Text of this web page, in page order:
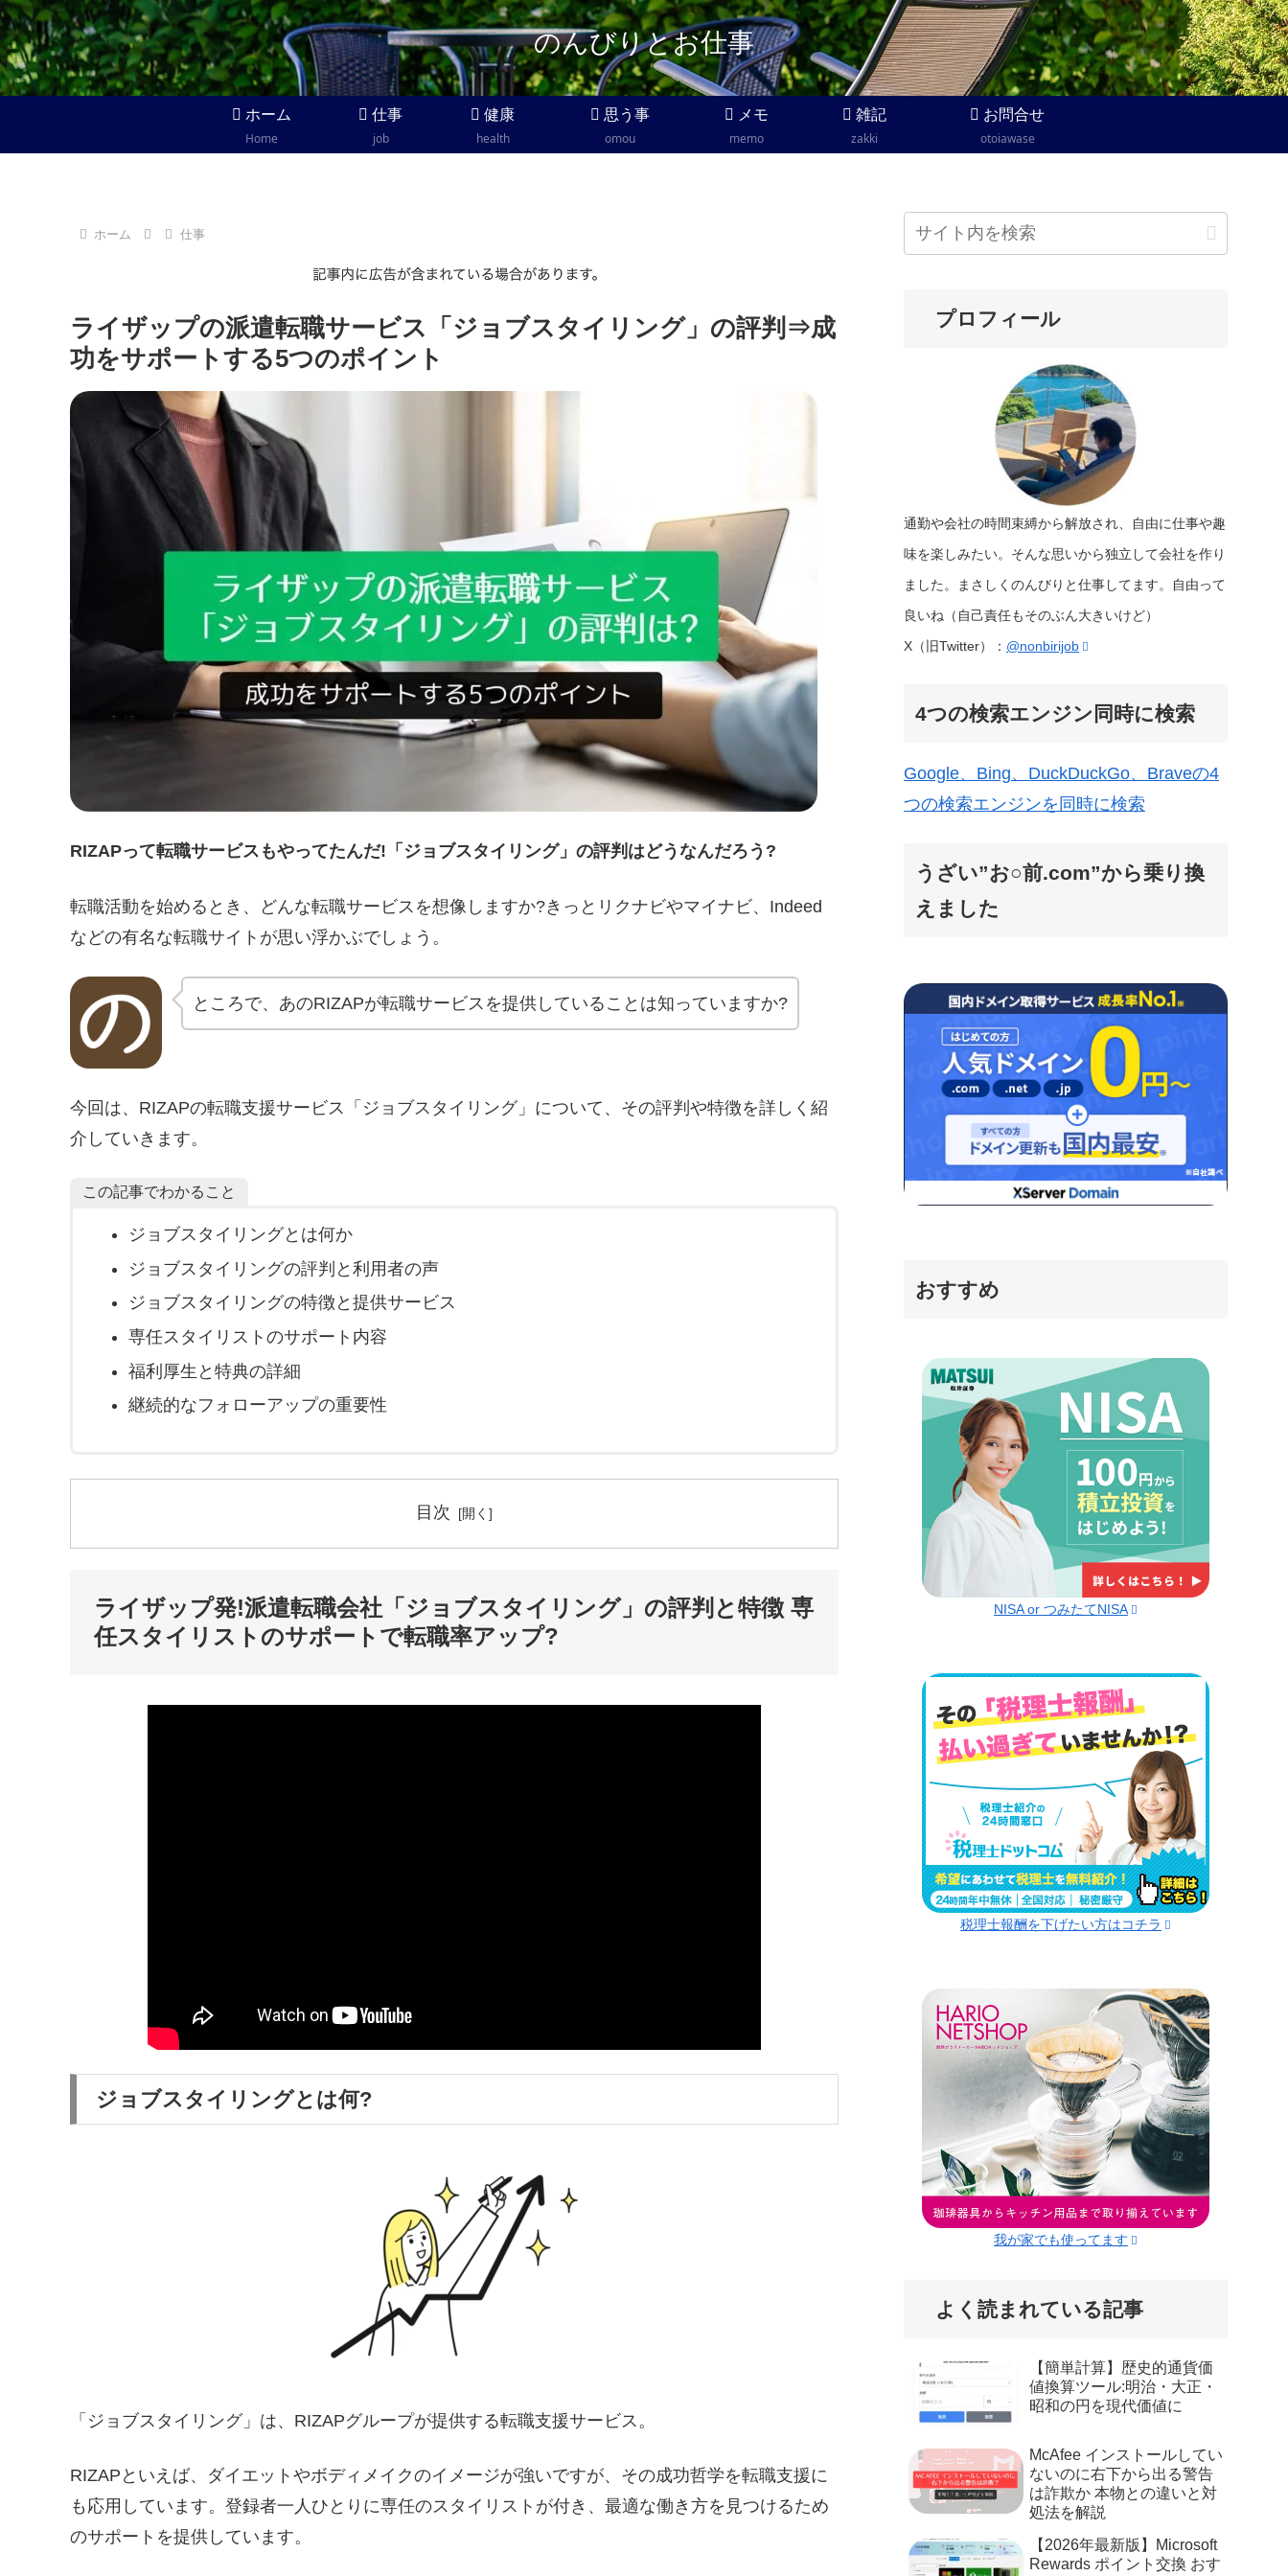
のんびりとお仕事
ホーム
Home
仕事
job
健康
health
思う事
omou
メモ
memo
雑記
zakki
お問合せ
otoiawase
ホーム 仕事
ライザップの派遣転職サービス「ジョブスタイリング」の評判⇒成
功をサポートする5つのポイント
RIZAPって転職サービスもやってたんだ!「ジョブスタイリング」の評判はどうなんだろう?
転職活動を始めるとき、どんな転職サービスを想像しますか?きっとリクナビやマイナビ、Indeed
などの有名な転職サイトが思い浮かぶでしょう。
ところで、あのRIZAPが転職サービスを提供していることは知っていますか?
今回は、RIZAPの転職支援サービス「ジョブスタイリング」について、その評判や特徴を詳しく紹
介していきます。
この記事でわかること
ジョブスタイリングとは何か
ジョブスタイリングの評判と利用者の声
ジョブスタイリングの特徴と提供サービス
専任スタイリストのサポート内容
福利厚生と特典の詳細
継続的なフォローアップの重要性
目次
ライザップ発!派遣転職会社「ジョブスタイリング」の評判と特徴 専
任スタイリストのサポートで転職率アップ?
ジョブスタイリングとは何?
「ジョブスタイリング」は、RIZAPグループが提供する転職支援サービス。
RIZAPといえば、ダイエットやボディメイクのイメージが強いですが、その成功哲学を転職支援に
も応用しています。登録者一人ひとりに専任のスタイリストが付き、最適な働き方を見つけるため
のサポートを提供しています。
プロフィール
通勤や会社の時間束縛から解放され、自由に仕事や趣
味を楽しみたい。そんな思いから独立して会社を作り
ました。まさしくのんびりと仕事してます。自由って
良いね（自己責任もそのぶん大きいけど）
X（旧Twitter）： @nonbirijob
4つの検索エンジン同時に検索
Google、Bing、DuckDuckGo、Braveの4
つの検索エンジンを同時に検索
うざい”お○前.com”から乗り換
えました
おすすめ
NISA or つみたてNISA
税理士報酬を下げたい方はコチラ
我が家でも使ってます
よく読まれている記事
【簡単計算】歴史的通貨価
値換算ツール:明治・大正・
昭和の円を現代価値に
McAfee インストールしてい
ないのに右下から出る警告
は詐欺か 本物との違いと対
処法を解説
【2026年最新版】Microsoft
Rewards ポイント交換 おす